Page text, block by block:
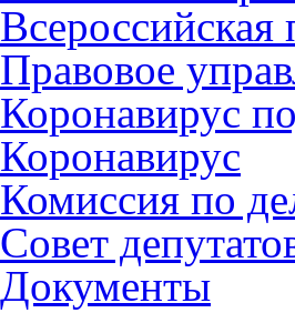
Всероссийская
Правовое
Коронавирус
Коронавирус
Комиссия по
Совет
Документы